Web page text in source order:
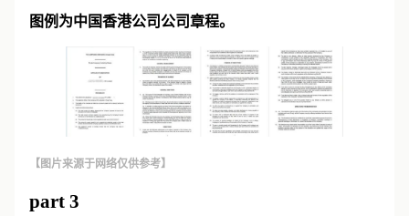
图例为中国香港公司公司章程。
【图片来源于网络仅供参考】
part 3